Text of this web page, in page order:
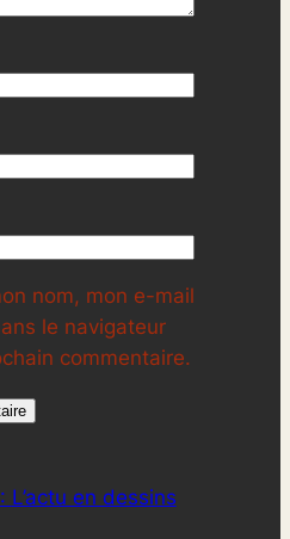
nom, mon e-mail
le navigateur
commentaire.
L’actu en dessins